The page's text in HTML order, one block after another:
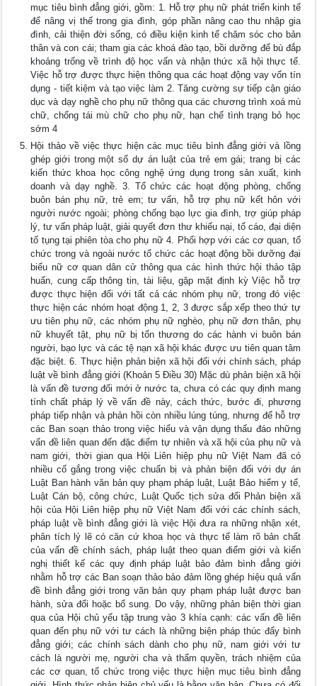
mục tiêu bình đẳng giới, gồm: 1. Hỗ trợ phụ nữ phát triển kinh tế
để nâng vị thế trong gia đình, góp phần nâng cao thu nhập gia
đình, cải thiện đời sống, có điều kiện kinh tế chăm sóc cho bản
thân và con cái; tham gia các khoá đào tạo, bồi dưỡng để bù đắp
khoảng trống về trình độ học vấn và nhận thức xã hội thực tế.
Việc hỗ trợ được thực hiện thông qua các hoạt động vay vốn tín
dụng - tiết kiệm và tạo việc làm 2. Tăng cường sự tiếp cận giáo
dục và dạy nghề cho phụ nữ thông qua các chương trình xoá mù
chữ, chống tái mù chữ cho phụ nữ, hạn chế tình trạng bỏ học
sớm 4
Hội thảo về việc thực hiện các mục tiêu bình đẳng giới và lồng
ghép giới trong một số dự án luật của trẻ em gái; trang bị các
kiến thức khoa học công nghệ ứng dụng trong sản xuất, kinh
doanh và dạy nghề. 3. Tổ chức các hoạt động phòng, chống
buôn bán phụ nữ, trẻ em; tư vấn, hỗ trợ phụ nữ kết hôn với
người nước ngoài; phòng chống bạo lực gia đình, trợ giúp pháp
lý, tư vấn pháp luật, giải quyết đơn thư khiếu nại, tố cáo, đại diện
tố tụng tại phiên tòa cho phụ nữ 4. Phối hợp với các cơ quan, tổ
chức trong và ngoài nước tổ chức các hoạt động bồi dưỡng đại
biểu nữ cơ quan dân cử thông qua các hình thức hội thảo tập
huấn, cung cấp thông tin, tài liệu, gặp mặt định kỳ Việc hỗ trợ
được thực hiện đối với tất cả các nhóm phụ nữ, trong đó việc
thực hiện các nhóm hoạt động 1, 2, 3 được sắp xếp theo thứ tự
ưu tiên phụ nữ, các nhóm phụ nữ nghèo, phụ nữ đơn thân, phụ
nữ khuyết tật, phụ nữ bị tổn thương do các hành vi buôn bán
người, bạo lực và các tệ nạn xã hội khác được ưu tiên quan tâm
đặc biệt. 6. Thực hiện phản biện xã hội đối với chính sách, pháp
luật về bình đẳng giới (Khoản 5 Điều 30) Mặc dù phản biện xã hội
là vấn đề tương đối mới ở nước ta, chưa có các quy định mang
tính chất pháp lý về vấn đề này, cách thức, bước đi, phương
pháp tiếp nhận và phản hồi còn nhiều lúng túng, nhưng để hỗ trợ
các Ban soạn thảo trong việc hiểu và vận dụng thấu đáo những
vấn đề liên quan đến đặc điểm tự nhiên và xã hội của phụ nữ và
nam giới, thời gian qua Hội Liên hiệp phụ nữ Việt Nam đã có
nhiều cố gắng trong việc chuẩn bị và phản biện đối với dự án
Luật Ban hành văn bản quy phạm pháp luật, Luật Bảo hiểm y tế,
Luật Cán bộ, công chức, Luật Quốc tịch sửa đổi Phản biện xã
hội của Hội Liên hiệp phụ nữ Việt Nam đối với các chính sách,
pháp luật về bình đẳng giới là việc Hội đưa ra những nhận xét,
phân tích lý lẽ có căn cứ khoa học và thực tế làm rõ bản chất
của vấn đề chính sách, pháp luật theo quan điểm giới và kiến
nghị thiết kế các quy định pháp luật bảo đảm bình đẳng giới
nhằm hỗ trợ các Ban soạn thảo bảo đảm lồng ghép hiệu quả vấn
đề bình đẳng giới trong văn bản quy phạm pháp luật được ban
hành, sửa đổi hoặc bổ sung. Do vậy, những phản biện thời gian
qua của Hội chủ yếu tập trung vào 3 khía cạnh: các vấn đề liên
quan đến phụ nữ với tư cách là những biện pháp thúc đẩy bình
đẳng giới; các chính sách dành cho phụ nữ, nam giới với tư
cách là người mẹ, người cha và thẩm quyền, trách nhiệm của
các cơ quan, tổ chức trong việc thực hiện mục tiêu bình đẳng